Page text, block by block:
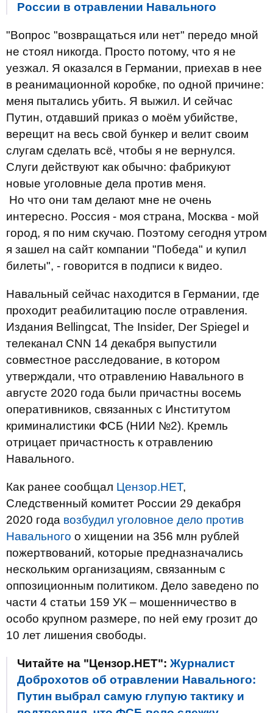
России в отравлении Навального
"Вопрос "возвращаться или нет" передо мной
не стоял никогда. Просто потому, что я не
уезжал. Я оказался в Германии, приехав в нее
в реанимационной коробке, по одной причине:
меня пытались убить. Я выжил. И сейчас
Путин, отдавший приказ о моём убийстве,
верещит на весь свой бункер и велит своим
слугам сделать всё, чтобы я не вернулся.
Слуги действуют как обычно: фабрикуют
новые уголовные дела против меня.
Но что они там делают мне не очень
интересно. Россия - моя страна, Москва - мой
город, я по ним скучаю. Поэтому сегодня утром
я зашел на сайт компании "Победа" и купил
билеты", - говорится в подписи к видео.
Навальный сейчас находится в Германии, где
проходит реабилитацию после отравления.
Издания Bellingcat, The Insider, Der Spiegel и
телеканал CNN 14 декабря выпустили
совместное расследование, в котором
утверждали, что отравлению Навального в
августе 2020 года были причастны восемь
оперативников, связанных с Институтом
криминалистики ФСБ (НИИ №2). Кремль
отрицает причастность к отравлению
Навального.
Как ранее сообщал Цензор.НЕТ,
Следственный комитет России 29 декабря
2020 года возбудил уголовное дело против
Навального о хищении на 356 млн рублей
пожертвований, которые предназначались
нескольким организациям, связанным с
оппозиционным политиком. Дело заведено по
части 4 статьи 159 УК – мошенничество в
особо крупном размере, по ней ему грозит до
10 лет лишения свободы.
Читайте на "Цензор.НЕТ": Журналист
Доброхотов об отравлении Навального:
Путин выбрал самую глупую тактику и